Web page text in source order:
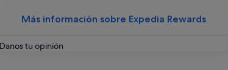
Más información sobre Expedia Rewards
Danos tu opinión